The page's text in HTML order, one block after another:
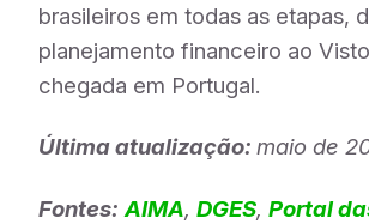
brasileiros em todas as etapas,
planejamento financeiro ao
chegada em Portugal.
Última atualização:maio de
Fontes: AIMA,DGES,Portal